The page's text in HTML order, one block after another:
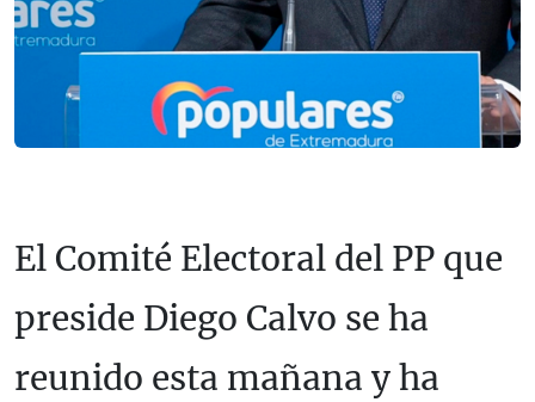
El Comité Electoral del PP que
preside Diego Calvo se ha
reunido esta mañana y ha